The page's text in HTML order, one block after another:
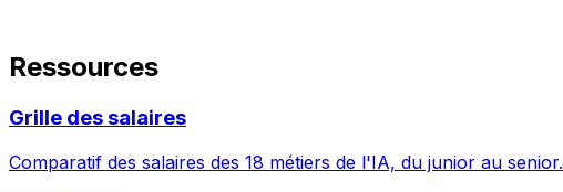
Ressources
Grille des salaires
Comparatif des salaires des 18 métiers de l'IA, du junior au senior.